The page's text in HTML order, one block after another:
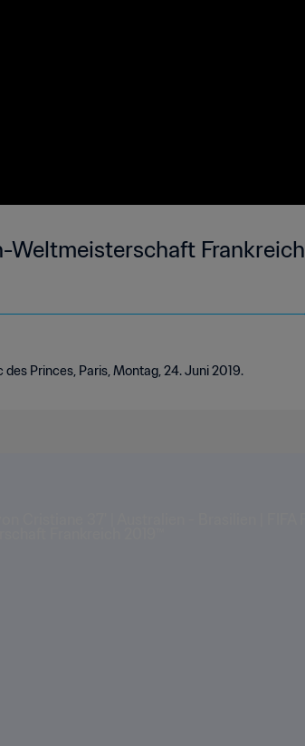
Weltmeisterschaft Frankreich
Princes, Paris, Montag, 24. Juni 2019.